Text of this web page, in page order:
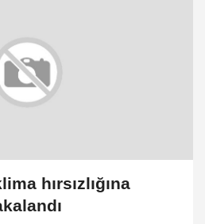
hırsızlığına